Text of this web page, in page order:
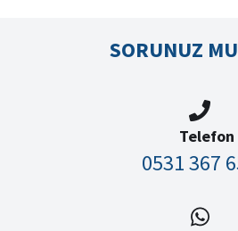
SORUNUZ
Telefon
0531 367